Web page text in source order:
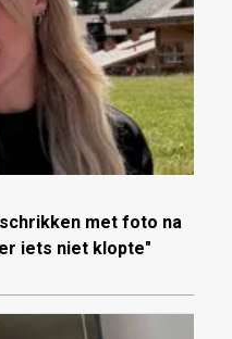
met foto na
iets niet klopte"